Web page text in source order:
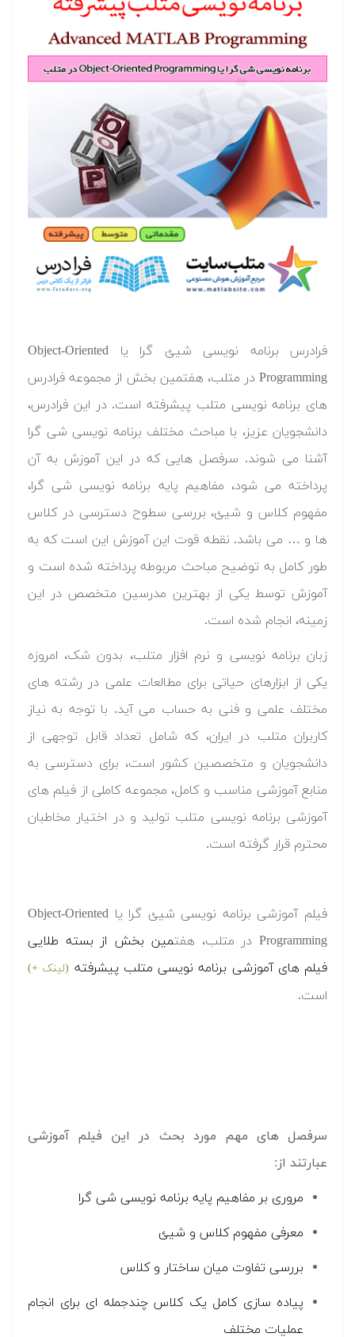
فرادرس برنامه نویسی شیئ گرا یا Object-Oriented
Programming در متلب، هفتمین بخش از مجموعه فرادرس
های برنامه نویسی متلب پیشرفته است. در این فرادرس،
دانشجویان عزیز، با مباحث مختلف برنامه نویسی شی گرا
آشنا می شوند. سرفصل هایی که در این آموزش به آن
پرداخته می شود، مفاهیم پایه برنامه نویسی شی گرا،
مفهوم کلاس و شیئ، بررسی سطوح دسترسی در کلاس
ها و … می باشد. نقطه قوت این آموزش این است که به
طور کامل به توضیح مباحث مربوطه پرداخته شده است و
آموزش توسط یکی از بهترین مدرسین متخصص در این
زمینه، انجام شده است.
زبان برنامه نویسی و نرم افزار متلب، بدون شک، امروزه
یکی از ابزارهای حیاتی برای مطالعات علمی در رشته های
مختلف علمی و فنی به حساب می آید. با توجه به نیاز
کاربران متلب در ایران، که شامل تعداد قابل توجهی از
دانشجویان و متخصصین کشور است، برای دسترسی به
منابع آموزشی مناسب و کامل، مجموعه کاملی از فیلم های
آموزشی برنامه نویسی متلب تولید و در اختیار مخاطبان
محترم قرار گرفته است.
فیلم آموزشی برنامه نویسی شیئ گرا یا Object-Oriented
Programming در متلب، هفت
مین بخش از بسته طلایی
فیلم های آموزشی برنامه نویسی متلب پیشرفته (لینک +)
است.
سرفصل های مهم مورد بحث در این فیلم آموزشی
عبارتند از:
مروری بر مفاهیم پایه برنامه نویسی شی گرا
معرفی مفهوم کلاس و شیئ
بررسی تفاوت میان ساختار و کلاس
پیاده سازی کامل یک کلاس چندجمله ای برای انجام
عملیات مختلف